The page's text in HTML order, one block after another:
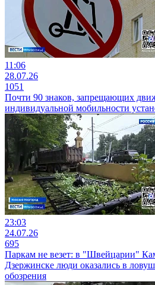
11:06
28.07.26
1051
Почти 90 знаков, запрещающих
индивидуальной мобильности
23:03
24.07.26
695
Паркам не везет: в "Швейцарии"
Дзержинске люди оказались в
обозрения